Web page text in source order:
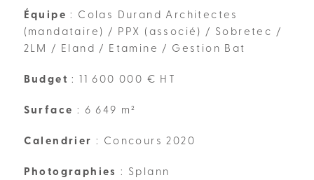
Équipe : Colas Durand Architectes
(mandataire) / PPX (associé) / Sobretec /
2LM / Eland / Etamine / Gestion Bat
Budget : 11 600 000 € HT
Surface : 6 649 m²
Calendrier : Concours 2020
Photographies : Splann